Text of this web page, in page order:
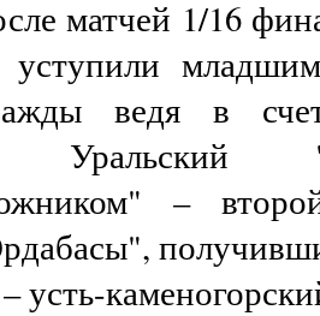
матчей 1/16
ведя в
Уральский
–
усть-